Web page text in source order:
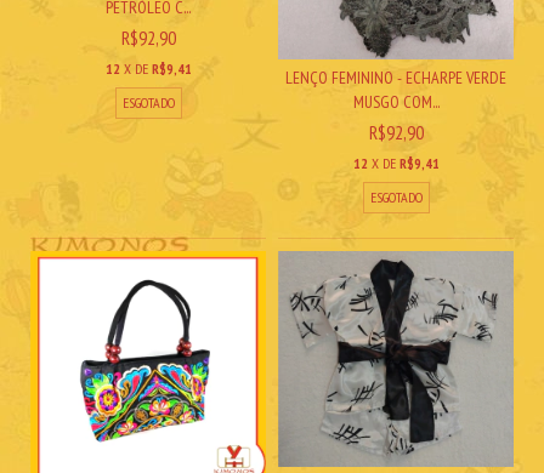
PETRÓLEO C...
R$92,90
12 X DE R$9,41
ESGOTADO
LENÇO FEMININO - ECHARPE VERDE
MUSGO COM...
R$92,90
12 X DE R$9,41
ESGOTADO